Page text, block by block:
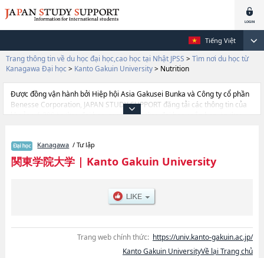
Tiếng Việt
Trang thông tin về du học đại học,cao học tại Nhật JPSS > Tìm nơi du học từ
Kanagawa Đại học > Kanto Gakuin University> Nutrition
Được đồng vận hành bởi Hiệp hội Asia Gakusei Bunka và Công ty cổ phần
Benesse Corporation, JAPAN STUDY SUPPORT đăng tải các thông tin của
khoảng 1.300 trường đại học, cao học, trường đại học ngắn hạn, trường
tin cần thiết dành cho du học sinh, như là về các Ngành Intercultural
StudieshoặcNgành EconomicshoặcNgành LawhoặcNgành Interhuman
Symbiotic StudieshoặcNgành Science and EngineeringhoặcNgành
NutritionhoặcNgành SociologyhoặcNgành Business
AdministrationhoặcNgành College of Informatics （tentative）, thông tin
Kanagawa / Tư lập
関東学院大学| Kanto Gakuin University
Trang web chính thức: https://univ.kanto-gakuin.ac.jp/
Kanto Gakuin UniversityVề lại Trang chủ